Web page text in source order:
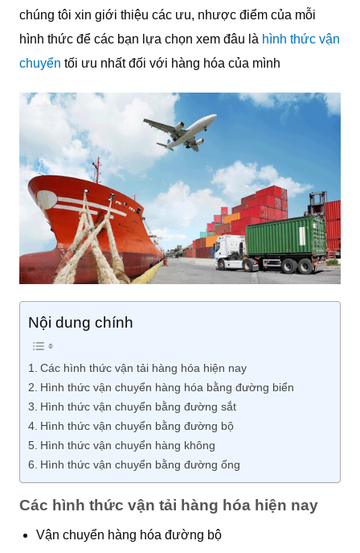
chúng tôi xin giới thiệu các ưu, nhược điểm của mỗi
hình thức để các bạn lựa chọn xem đâu là hình thức vận
chuyển tối ưu nhất đối với hàng hóa của mình
Nội dung chính
Các hình thức vận tải hàng hóa hiện nay
Hình thức vận chuyển hàng hóa bằng đường biển
Hình thức vận chuyển bằng đường sắt
Hình thức vận chuyển bằng đường bộ
Hình thức vận chuyển hàng không
Hình thức vận chuyển bằng đường ống
Các hình thức vận tải hàng hóa hiện nay
Vận chuyển hàng hóa đường bộ